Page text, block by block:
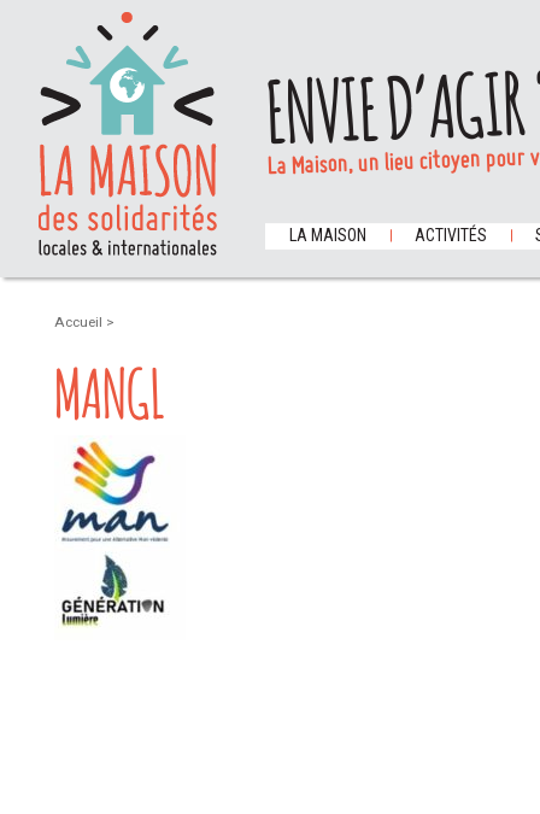
ENVIE
La Maison, un lieu citoyen
LA MAISON ACTIVITÉS
Accueil >
MANGL